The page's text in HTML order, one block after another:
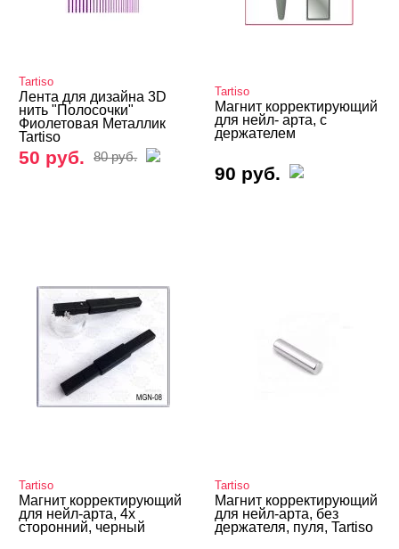
Tartiso
Лента для дизайна 3D
нить "Полосочки"
Фиолетовая Металлик
Tartiso
50 руб. 80 руб.
Tartiso
Магнит корректирующий
для нейл- арта, с
держателем
90 руб.
Tartiso
Магнит корректирующий
для нейл-арта, 4х
сторонний, черный
Tartiso
Магнит корректирующий
для нейл-арта, без
держателя, пуля, Tartiso